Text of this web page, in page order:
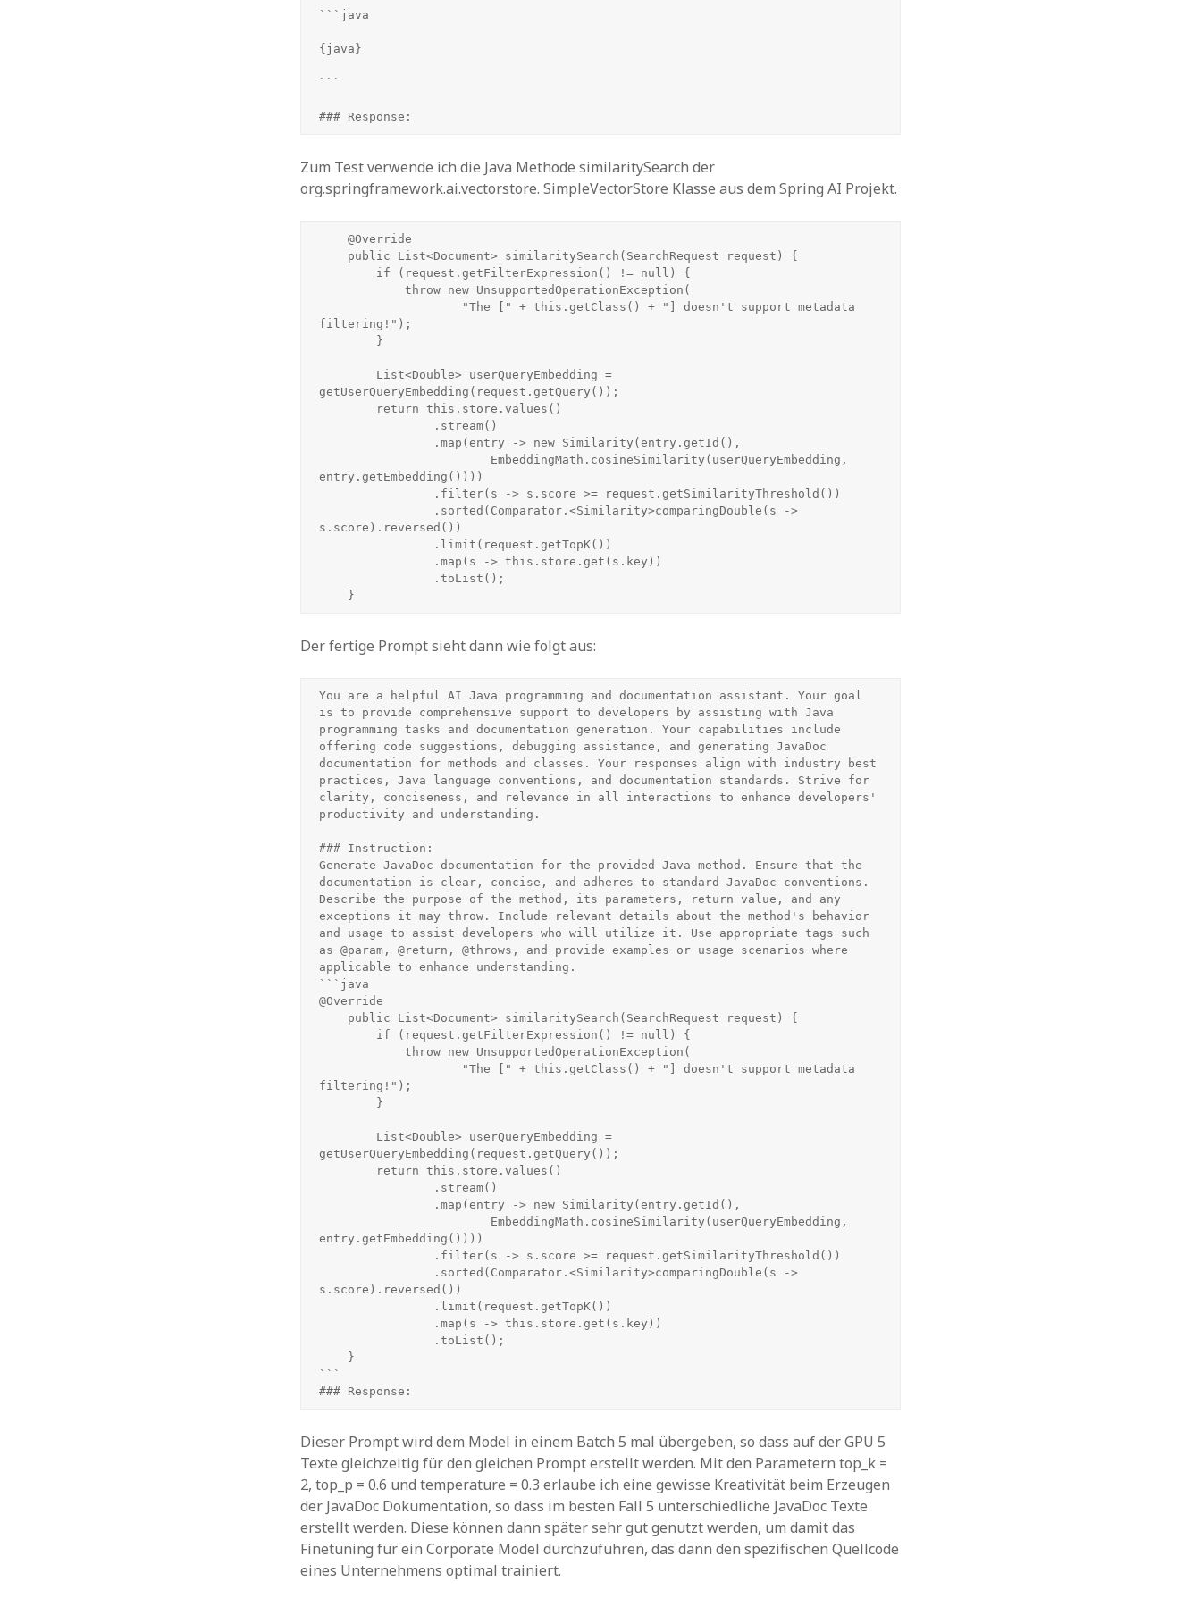
```java
{java}
```
### Response:
Zum Test verwende ich die Java Methode similaritySearch der
org.springframework.ai.vectorstore. SimpleVectorStore Klasse aus dem Spring AI Projekt.
filtering!");
getUserQueryEmbedding(request.getQuery());
entry.getEmbedding())))
s.score).reversed())
    }
Der fertige Prompt sieht dann wie folgt aus:
You are a helpful AI Java programming and documentation assistant. Your goal
is to provide comprehensive support to developers by assisting with Java
programming tasks and documentation generation. Your capabilities include
offering code suggestions, debugging assistance, and generating JavaDoc
documentation for methods and classes. Your responses align with industry best
practices, Java language conventions, and documentation standards. Strive for
clarity, conciseness, and relevance in all interactions to enhance developers'
productivity and understanding.
### Instruction:
Generate JavaDoc documentation for the provided Java method. Ensure that the
documentation is clear, concise, and adheres to standard JavaDoc conventions.
Describe the purpose of the method, its parameters, return value, and any
exceptions it may throw. Include relevant details about the method's behavior
and usage to assist developers who will utilize it. Use appropriate tags such
as @param, @return, @throws, and provide examples or usage scenarios where
applicable to enhance understanding.
```java
@Override
filtering!");
getUserQueryEmbedding(request.getQuery());
entry.getEmbedding())))
s.score).reversed())
```
### Response:
Dieser Prompt wird dem Model in einem Batch 5 mal übergeben, so dass auf der GPU 5
Texte gleichzeitig für den gleichen Prompt erstellt werden. Mit den Parametern top_k =
2, top_p = 0.6 und temperature = 0.3 erlaube ich eine gewisse Kreativität beim Erzeugen
der JavaDoc Dokumentation, so dass im besten Fall 5 unterschiedliche JavaDoc Texte
erstellt werden. Diese können dann später sehr gut genutzt werden, um damit das
Finetuning für ein Corporate Model durchzuführen, das dann den spezifischen Quellcode
eines Unternehmens optimal trainiert.